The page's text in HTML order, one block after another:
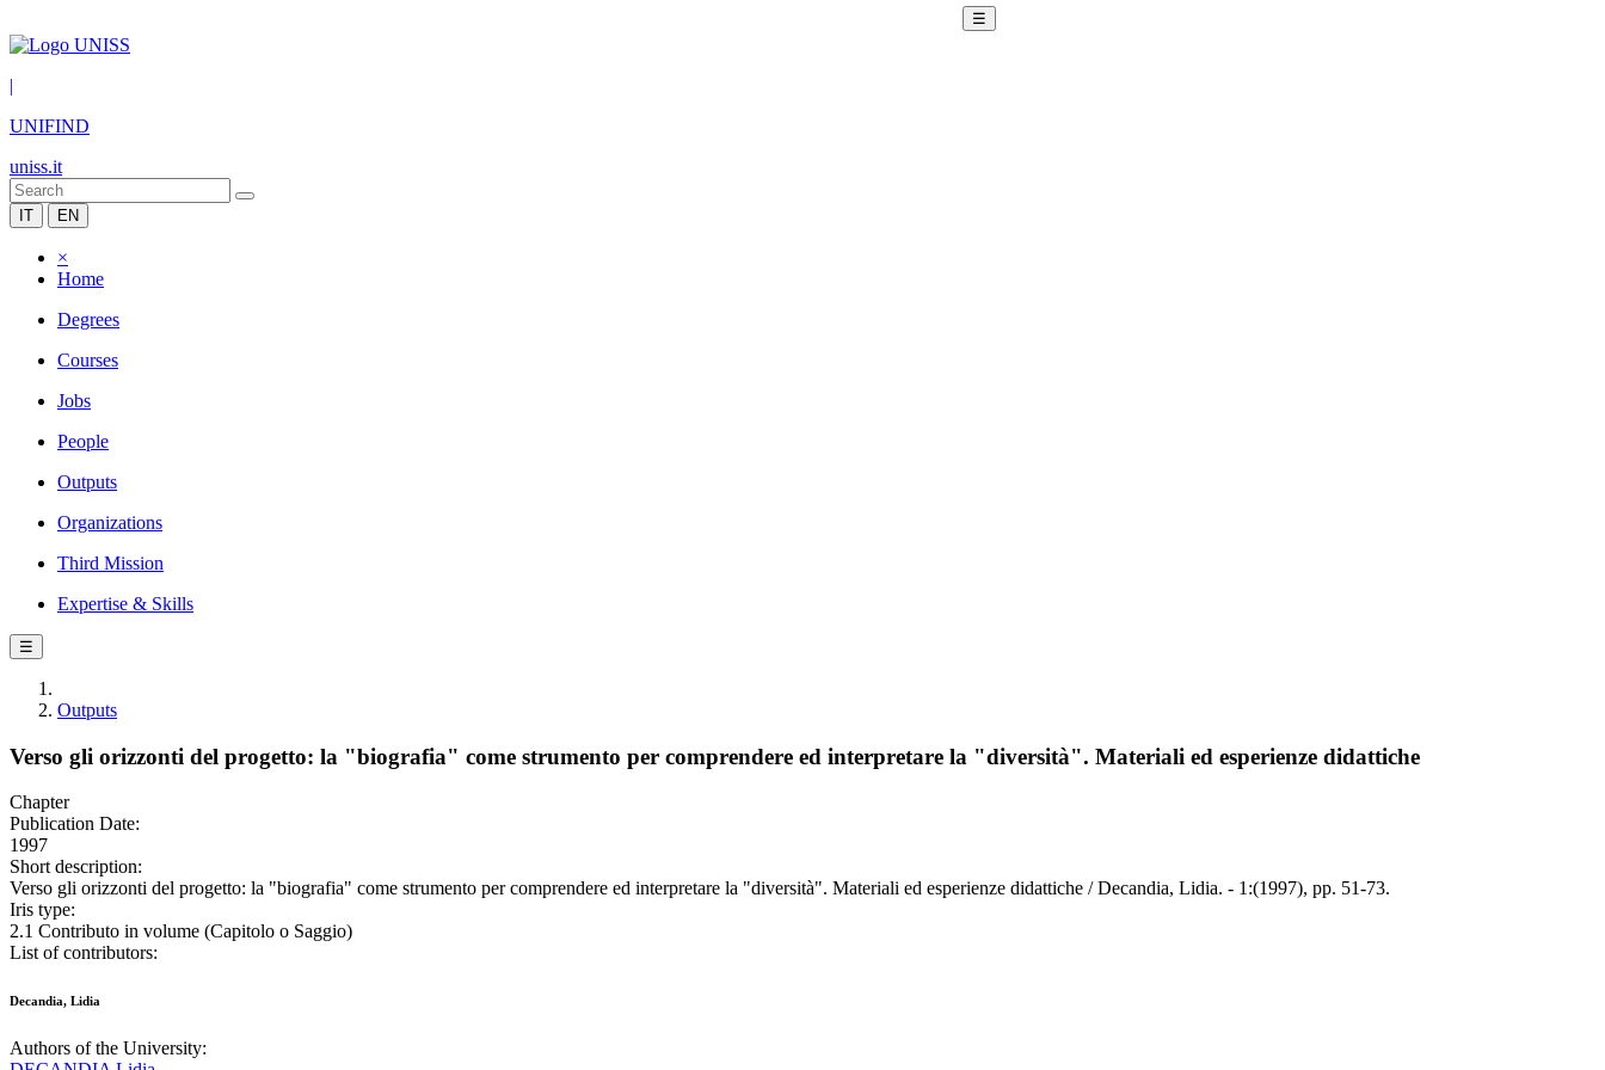
☰
|
UNIFIND
uniss.it
IT EN
×
Home
Degrees
Courses
Jobs
People
Outputs
Organizations
Third Mission
Expertise & Skills
☰
Outputs
Verso gli orizzonti del progetto: la "biografia" come strumento per comprendere ed interpretare la "diversità". Materiali ed esperienze didattiche
Chapter
Publication Date:
1997
Short description:
Verso gli orizzonti del progetto: la "biografia" come strumento per comprendere ed interpretare la "diversità". Materiali ed esperienze didattiche / Decandia, Lidia. - 1:(1997), pp. 51-73.
Iris type:
2.1 Contributo in volume (Capitolo o Saggio)
List of contributors:
Decandia, Lidia
Authors of the University: